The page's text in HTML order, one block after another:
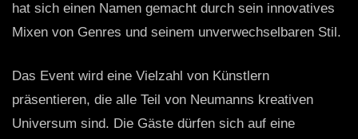
hat sich einen Namen gemacht durch sein innovatives
Mixen von Genres und seinem unverwechselbaren Stil.
Das Event wird eine Vielzahl von Künstlern
präsentieren, die alle Teil von Neumanns kreativen
Universum sind. Die Gäste dürfen sich auf eine